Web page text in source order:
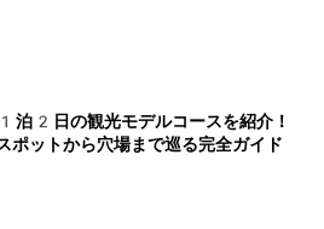
泊2日の観光モデルコースを紹介！
ポットから穴場まで巡る完全ガイド